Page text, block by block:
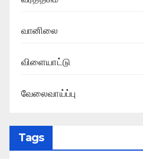
வானிலை
விளையாட்டு
வேலைவாய்ப்பு
Tags